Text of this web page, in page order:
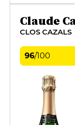
Claude
CLOS CAZALS
96/100